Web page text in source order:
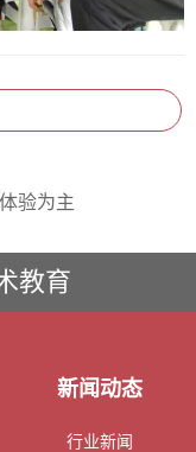
验为主
教育
新闻动态
行业新闻